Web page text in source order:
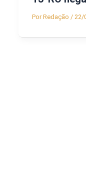
PorRedação / 22/